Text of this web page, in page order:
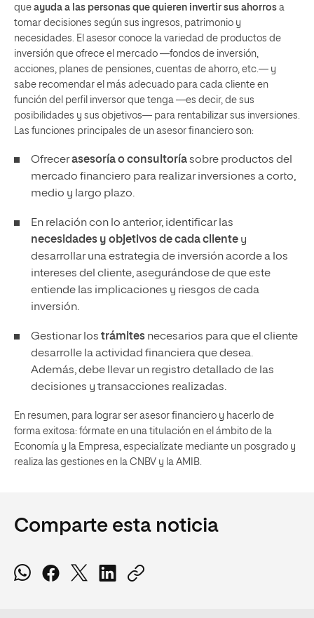
que ayuda a las personas que quieren invertir sus ahorros a
tomar decisiones según sus ingresos, patrimonio y
necesidades. El asesor conoce la variedad de productos de
inversión que ofrece el mercado —fondos de inversión,
acciones, planes de pensiones, cuentas de ahorro, etc.— y
sabe recomendar el más adecuado para cada cliente en
función del perfil inversor que tenga —es decir, de sus
posibilidades y sus objetivos— para rentabilizar sus inversiones.
Las funciones principales de un asesor financiero son:
Ofrecerasesoría o consultoríasobre productos del
mercado financiero para realizar inversiones a corto,
medio y largo plazo.
En relación con lo anterior, identificar las
necesidades y objetivos de cada cliente y
desarrollar una estrategia de inversión acorde a los
intereses del cliente, asegurándose de que este
entiende las implicaciones y riesgos de cada
inversión.
Gestionar los trámites necesarios para que el cliente
desarrolle la actividad financiera que desea.
Además, debe llevar un registro detallado de las
decisiones y transacciones realizadas.
En resumen, para lograr ser asesor financiero y hacerlo de
forma exitosa: fórmate en una titulación en el ámbito de la
Economía y la Empresa, especialízate mediante un posgrado y
realiza las gestiones en la CNBV y la AMIB.
Comparte esta noticia